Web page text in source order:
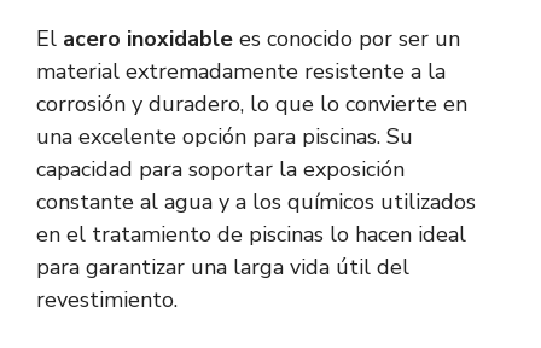
El acero inoxidable es conocido por ser un
material extremadamente resistente a la
corrosión y duradero, lo que lo convierte en
una excelente opción para piscinas. Su
capacidad para soportar la exposición
constante al agua y a los químicos utilizados
en el tratamiento de piscinas lo hacen ideal
para garantizar una larga vida útil del
revestimiento.